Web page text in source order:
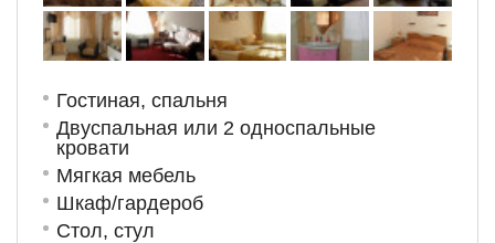
Гостиная, спальня
Двуспальная или 2 односпальные
кровати
Мягкая мебель
Шкаф/гардероб
Стол, стул